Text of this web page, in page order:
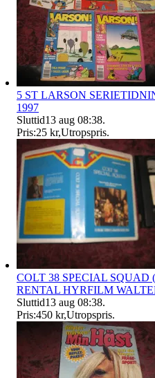
5 ST LARSON
1997
Sluttid13 aug 08:38.
Pris:25 kr,Utropspris.
COLT 38 SPECIAL
RENTAL HYRFILM
Sluttid13 aug 08:38.
Pris:450 kr,Utropspris.